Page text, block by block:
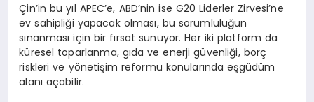
Çin’in bu yıl APEC’e, ABD’nin ise G20 Liderler Zirvesi’ne
ev sahipliği yapacak olması, bu sorumluluğun
sınanması için bir fırsat sunuyor. Her iki platform da
küresel toparlanma, gıda ve enerji güvenliği, borç
riskleri ve yönetişim reformu konularında eşgüdüm
alanı açabilir.